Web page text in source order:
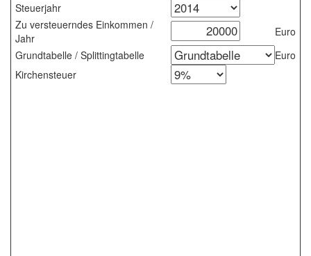
Steuerjahr
Zu versteuerndes Einkommen /
Jahr
Euro
Grundtabelle / Splittingtabelle
Euro
Kirchensteuer